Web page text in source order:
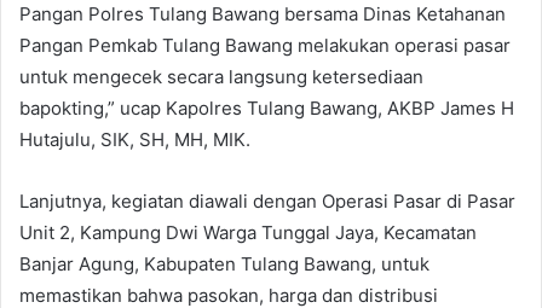
Pangan Polres Tulang Bawang bersama Dinas Ketahanan
Pangan Pemkab Tulang Bawang melakukan operasi pasar
untuk mengecek secara langsung ketersediaan
bapokting,” ucap Kapolres Tulang Bawang, AKBP James H
Hutajulu, SIK, SH, MH, MIK.
Lanjutnya, kegiatan diawali dengan Operasi Pasar di Pasar
Unit 2, Kampung Dwi Warga Tunggal Jaya, Kecamatan
Banjar Agung, Kabupaten Tulang Bawang, untuk
memastikan bahwa pasokan, harga dan distribusi